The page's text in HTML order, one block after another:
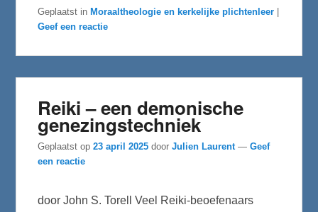
e
b
o
k
t
t
e
e
n
Geplaatst in Moraaltheologie en kerkelijke plichtenleer
Geef een reactie
Reiki – een demonische
genezingstechniek
Geplaatst op23 april 2025 doorJulien Laurent —Geef
een reactie
door John S. Torell Veel Reiki-beoefenaars